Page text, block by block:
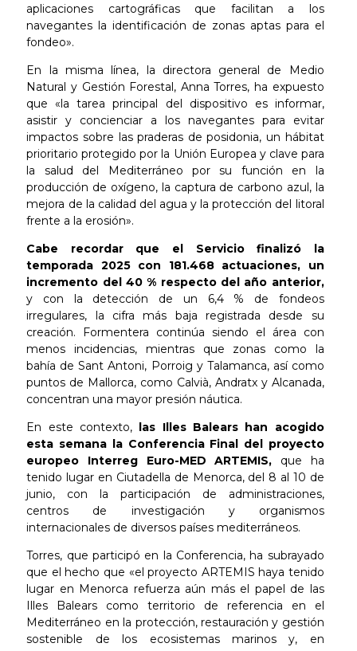
aplicaciones cartográficas que facilitan a los
navegantes la identificación de zonas aptas para el
fondeo».
En la misma línea, la directora general de Medio
Natural y Gestión Forestal, Anna Torres, ha expuesto
que «la tarea principal del dispositivo es informar,
asistir y concienciar a los navegantes para evitar
impactos sobre las praderas de posidonia, un hábitat
prioritario protegido por la Unión Europea y clave para
la salud del Mediterráneo por su función en la
producción de oxígeno, la captura de carbono azul, la
mejora de la calidad del agua y la protección del litoral
frente a la erosión».
Cabe recordar que el Servicio finalizó la
temporada 2025 con 181.468 actuaciones, un
incremento del 40 % respecto del año anterior,
y con la detección de un 6,4 % de fondeos
irregulares, la cifra más baja registrada desde su
creación. Formentera continúa siendo el área con
menos incidencias, mientras que zonas como la
bahía de Sant Antoni, Porroig y Talamanca, así como
puntos de Mallorca, como Calvià, Andratx y Alcanada,
concentran una mayor presión náutica.
En este contexto, las Illes Balears han acogido
esta semana la Conferencia Final del proyecto
europeo Interreg Euro-MED ARTEMIS, que ha
tenido lugar en Ciutadella de Menorca, del 8 al 10 de
junio, con la participación de administraciones,
centros de investigación y organismos
internacionales de diversos países mediterráneos.
Torres, que participó en la Conferencia, ha subrayado
que el hecho que «el proyecto ARTEMIS haya tenido
lugar en Menorca refuerza aún más el papel de las
Illes Balears como territorio de referencia en el
Mediterráneo en la protección, restauración y gestión
sostenible de los ecosistemas marinos y, en